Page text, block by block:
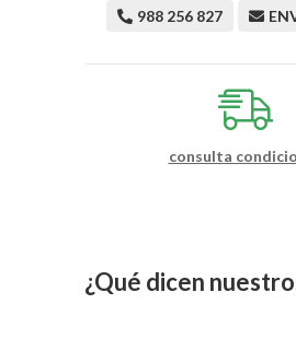
988 256 827
consulta
¿Qué dicen